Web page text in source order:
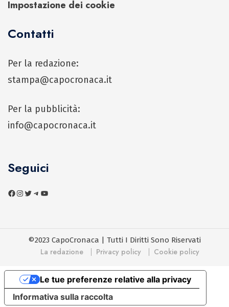
Impostazione dei cookie
Contatti
Per la redazione:
stampa@capocronaca.it
Per la pubblicità:
info@capocronaca.it
Seguici
©2023 CapoCronaca | Tutti I Diritti Sono Riservati
La redazione Privacy policy Cookie policy
Informativa sulla raccolta
Le tue preferenze relative alla privacy